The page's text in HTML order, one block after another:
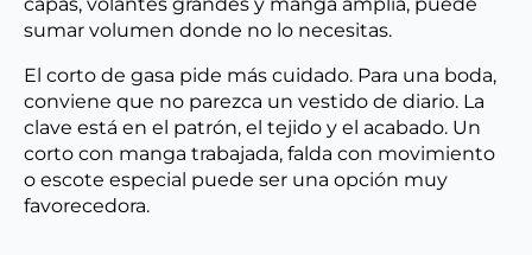
sumar volumen donde no lo necesitas.
El corto de gasa pide más cuidado. Para una boda,
conviene que no parezca un vestido de diario. La
clave está en el patrón, el tejido y el acabado. Un
corto con manga trabajada, falda con movimiento
o escote especial puede ser una opción muy
favorecedora.